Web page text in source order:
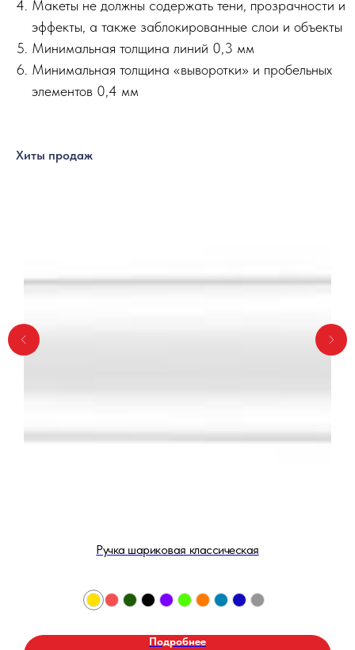
Макеты не должны содержать тени, прозрачности и
эффекты, а также заблокированные слои и объекты
Минимальная толщина линий 0,3 мм
Минимальная толщина «выворотки» и пробельных
элементов 0,4 мм
Хиты продаж
Ручка шариковая классическая
Подробнее